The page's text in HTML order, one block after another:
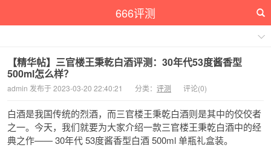
666评测
【精华帖】三官楼王秉乾白酒评测：30年代53度酱香型
500ml怎么样？
admin 发布于 2023-03-20 22:40:21 分类： 评测 评论(0)
白酒是我国传统的烈酒，而三官楼王秉乾白酒则是其中的佼佼者
之一。今天，我们就要为大家介绍一款三官楼王秉乾白酒中的经
典之作—— 30年代 53度酱香型白酒 500ml 单瓶礼盒装。